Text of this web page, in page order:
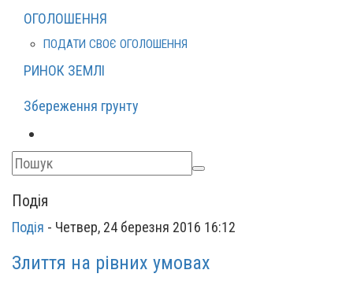
ОГОЛОШЕННЯ
ПОДАТИ СВОЄ ОГОЛОШЕННЯ
РИНОК ЗЕМЛІ
Збереження грунту
Подія
Подія - Четвер, 24 березня 2016 16:12
Злиття на рівних умовах